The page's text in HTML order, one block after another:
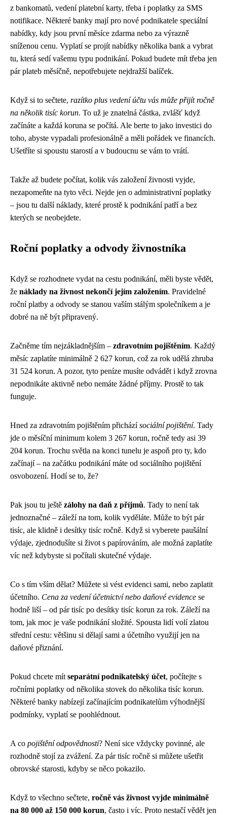
z bankomatů, vedení platební karty, třeba i poplatky za SMS
notifikace. Některé banky mají pro nové podnikatele speciální
nabídky, kdy jsou první měsíce zdarma nebo za výrazně
sníženou cenu. Vyplatí se projít nabídky několika bank a vybrat
tu, která sedí vašemu typu podnikání. Pokud budete mít třeba jen
pár plateb měsíčně, nepotřebujete nejdražší balíček.
Když si to sečtete, razítko plus vedení účtu vás může přijít ročně
na několik tisíc korun. To už je znatelná částka, zvlášť když
začínáte a každá koruna se počítá. Ale berte to jako investici do
toho, abyste vypadali profesionálně a měli pořádek ve financích.
Ušetříte si spoustu starostí a v budoucnu se vám to vrátí.
Takže až budete počítat, kolik vás založení živnosti vyjde,
nezapomeňte na tyto věci. Nejde jen o administrativní poplatky
– jsou tu další náklady, které prostě k podnikání patří a bez
kterých se neobejdete.
Roční poplatky a odvody živnostníka
Když se rozhodnete vydat na cestu podnikání, měli byste vědět,
že náklady na živnost nekončí jejím založením. Pravidelné
roční platby a odvody se stanou vaším stálým společníkem a je
dobré na ně být připravený.
Začněme tím nejzákladnějším – zdravotním pojištěním. Každý
měsíc zaplatíte minimálně 2 627 korun, což za rok udělá zhruba
31 524 korun. A pozor, tyto peníze musíte odvádět i když zrovna
nepodnikáte aktivně nebo nemáte žádné příjmy. Prostě to tak
funguje.
Hned za zdravotním pojištěním přicházísociální pojištění. Tady
jde o měsíční minimum kolem 3 267 korun, ročně tedy asi 39
204 korun. Trochu světla na konci tunelu je aspoň pro ty, kdo
začínají – na začátku podnikání máte od sociálního pojištění
osvobození. Hodí se to, že?
Pak jsou tu ještě zálohy na daň z příjmů. Tady to není tak
jednoznačné – záleží na tom, kolik vyděláte. Může to být pár
tisíc, ale klidně i desítky tisíc ročně. Když si vyberete paušální
výdaje, zjednodušíte si život s papírováním, ale možná zaplatíte
víc než kdybyste si počítali skutečné výdaje.
Co s tím vším dělat? Můžete si vést evidenci sami, nebo zaplatit
účetního. Cena za vedení účetnictví nebo daňové evidence se
hodně liší – od pár tisíc po desítky tisíc korun za rok. Záleží na
tom, jak moc je vaše podnikání složité. Spousta lidí volí zlatou
střední cestu: většinu si dělají sami a účetního využijí jen na
daňové přiznání.
Pokud chcete mít separátní podnikatelský účet, počítejte s
ročními poplatky od několika stovek do několika tisíc korun.
Některé banky nabízejí začínajícím podnikatelům výhodnější
podmínky, vyplatí se poohlédnout.
A co pojištění odpovědnosti? Není sice vždycky povinné, ale
rozhodně stojí za zvážení. Za pár tisíc ročně si můžete ušetřit
obrovské starosti, kdyby se něco pokazilo.
Když to všechno sečtete, ročně vás živnost vyjde minimálně
na 80 000 až 150 000 korun, často i víc. Proto nestačí vědět jen